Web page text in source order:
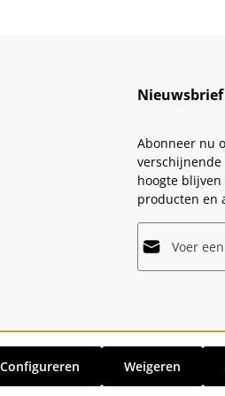
Nieuwsbrief
Abonneer nu
hoogte
producten en
u dat u onze
gelezen en
algemene
en eventuele bezorgkosten,
Weigeren
Configureren